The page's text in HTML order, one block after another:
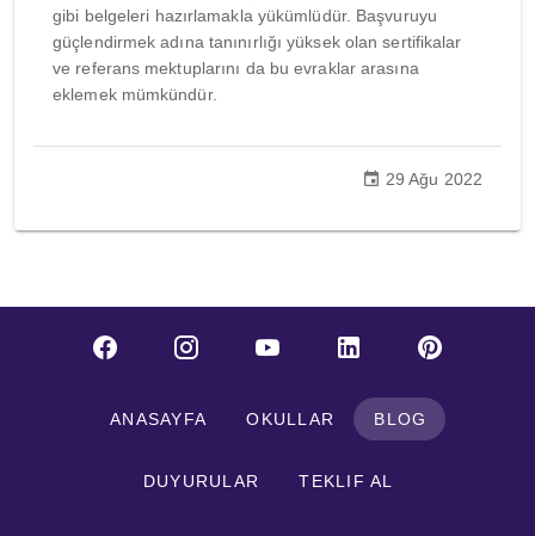
gibi belgeleri hazırlamakla yükümlüdür. Başvuruyu
güçlendirmek adına tanınırlığı yüksek olan sertifikalar
ve referans mektuplarını da bu evraklar arasına
eklemek mümkündür.
29 Ağu 2022
ANASAYFA OKULLAR BLOG
DUYURULAR TEKLIF AL